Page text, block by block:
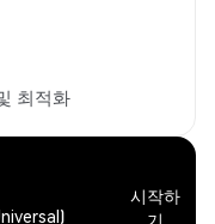
최적화
시작하
기